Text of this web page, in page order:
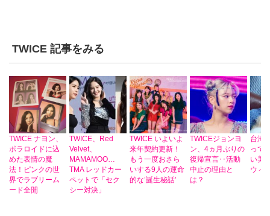
TWICE 記事をみる
TWICE ナヨン、
ポラロイドに込
めた表情の魔
法！ピンクの世
界でラブリーム
ード全開
TWICE、Red
Velvet、
MAMAMOO…
TMA レッドカー
ペットで「セク
シー対決」
TWICE いよいよ
来年契約更新！
もう一度おさら
いする9人の運命
的な’誕生秘話’
TWICEジョンヨ
ン、4ヵ月ぶりの
復帰宣言‥活動
中止の理由と
は？
台湾
って
い美
ウィ